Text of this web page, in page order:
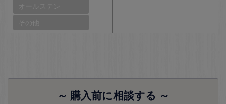
オールステン
その他
～ 購入前に相談する ～